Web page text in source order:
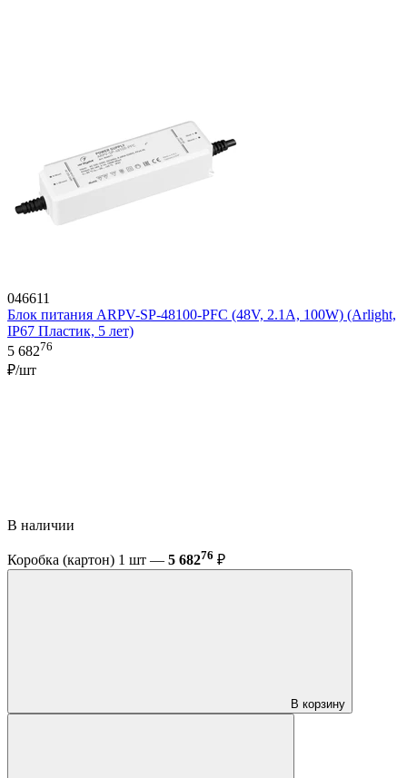
046611
Блок питания ARPV-SP-48100-PFC (48V, 2.1A, 100W) (Arlight,
IP67 Пластик, 5 лет)
5 68276
₽/шт
В наличии
Коробка (картон) 1 шт — 5 68276 ₽
В корзину